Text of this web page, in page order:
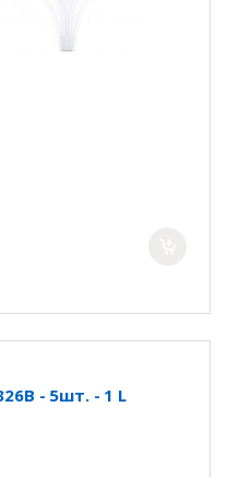
- 5шт. - 1 L